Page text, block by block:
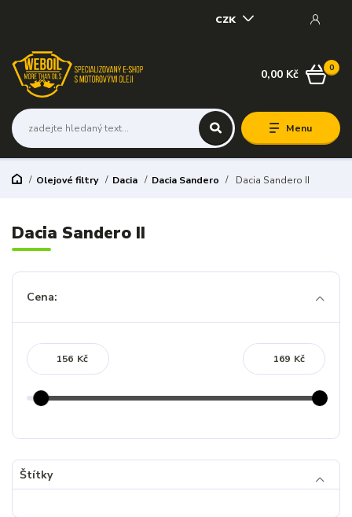
Menu
CZK
0
0,00 Kč
Olejové filtry Dacia Dacia Sandero Dacia Sandero II
Dacia Sandero II
Cena:
Kč Kč
Štítky